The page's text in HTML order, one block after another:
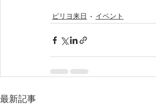
ピリヨ来日 イベント
最新記事